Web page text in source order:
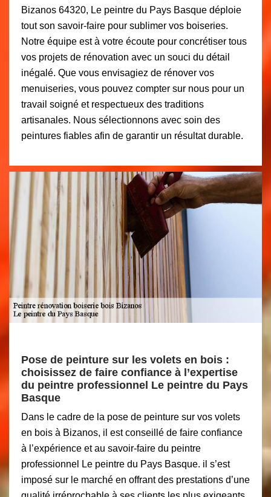
Bizanos 64320, Le peintre du Pays Basque déploie
tout son savoir-faire pour sublimer vos boiseries.
Notre équipe est à votre écoute pour concrétiser tous
vos projets de rénovation avec un souci du détail
inégalé. Que vous envisagiez de rénover vos
menuiseries, vous pouvez compter sur nous pour un
travail soigné et respectueux des traditions
artisanales. Nous sélectionnons avec soin des
peintures fiables afin de garantir un résultat durable.
Pose de peinture sur les volets en bois :
choisissez de faire confiance à l’expertise
du peintre professionnel Le peintre du Pays
Basque
Dans le cadre de la pose de peinture sur vos volets
en bois à Bizanos, il est conseillé de faire confiance
à l’expérience et au savoir-faire du peintre
professionnel Le peintre du Pays Basque. il s’est
imposé sur le marché en offrant des prestations d’une